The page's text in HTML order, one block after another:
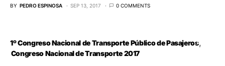
BY PEDRO ESPINOSA SEP 13, 2017 0 COMMENTS
1º Congreso Nacional de Transporte Público de Pasajeros
Congreso Nacional de Transporte 2017